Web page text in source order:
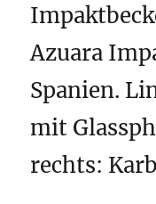
Azuara
Spanien.
mit
rechts: